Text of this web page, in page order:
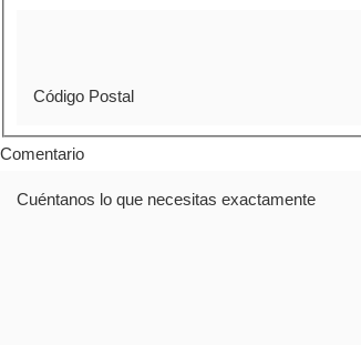
Comentario